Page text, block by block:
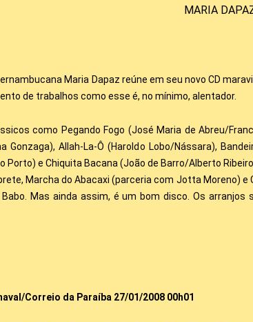
MARIA
Maria Dapaz reúne em seu novo CD
de trabalhos como esse é, no mínimo, alentador.
como Pegando Fogo (José Maria de Abreu/
Gonzaga), Allah-La-Ô (Haroldo Lobo/Nássara),
e Chiquita Bacana (João de Barro/Alberto
Marcha do Abacaxi (parceria com Jotta Moreno)
Mas ainda assim, é um bom disco. Os arranjos
Correio da Paraíba 27/01/2008 00h01